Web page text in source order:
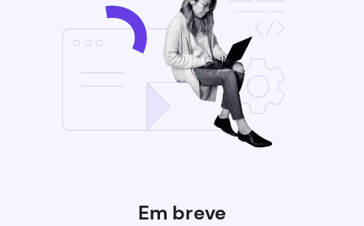
Em breve